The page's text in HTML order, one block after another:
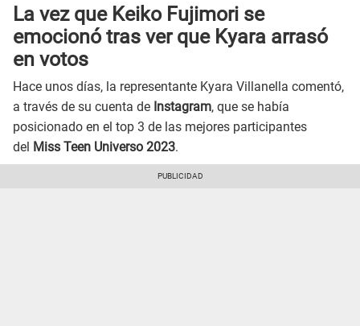
La vez que Keiko Fujimori se
emocionó tras ver que Kyara arrasó
en votos
Hace unos días, la representante Kyara Villanella comentó,
a través de su cuenta de Instagram, que se había
posicionado en el top 3 de las mejores participantes
del Miss Teen Universo 2023.